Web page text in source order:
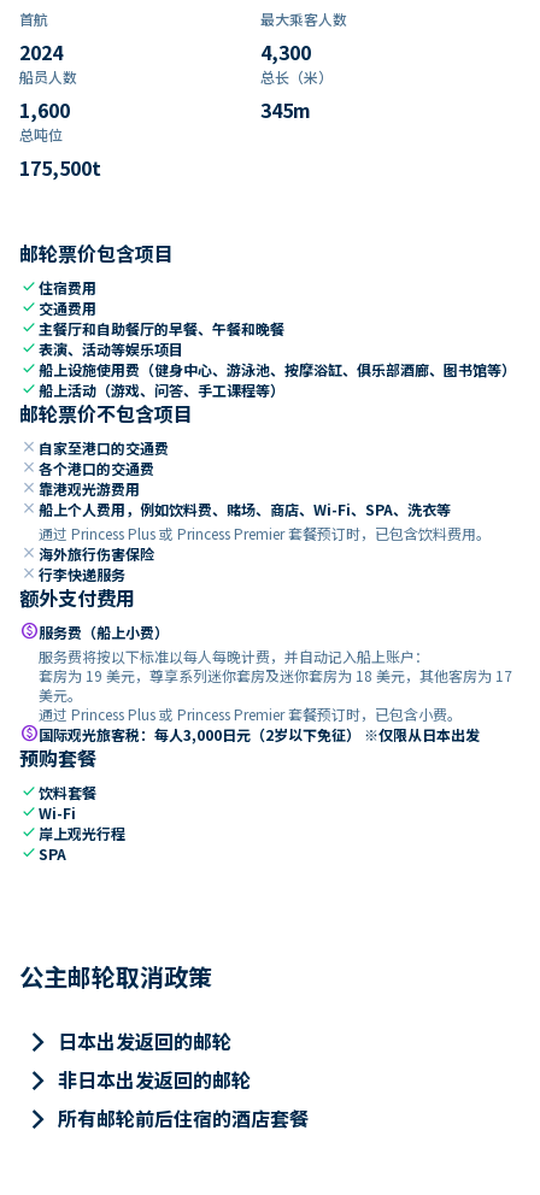
首航
2024
最大乘客人数
4,300
船员人数
1,600
总长（米）
345m
总吨位
175,500t
邮轮票价包含项目
check住宿费用
check 交通费用
check 主餐厅和自助餐厅的早餐、午餐和晚餐
check表演、活动等娱乐项目
check船上设施使用费（健身中心、游泳池、按摩浴缸、俱乐部酒廊、图书馆等）
check船上活动（游戏、问答、手工课程等）
邮轮票价不包含项目
close 自家至港口的交通费
close 各个港口的交通费
close 靠港观光游费用
close 船上个人费用，例如饮料费、赌场、商店、Wi-Fi、SPA、洗衣等
通过 Princess Plus 或 Princess Premier 套餐预订时，已包含饮料费用。
close 海外旅行伤害保险
close 行李快递服务
额外支付费用
paid服务费（船上小费）
服务费将按以下标准以每人每晚计费，并自动记入船上账户：
套房为 19 美元，尊享系列迷你套房及迷你套房为 18 美元，其他客房为 17
美元。
通过 Princess Plus 或 Princess Premier 套餐预订时，已包含小费。
paid国际观光旅客税：每人3,000日元（2岁以下免征） ※仅限从日本出发
预购套餐
check饮料套餐
checkWi-Fi
check 岸上观光行程
checkSPA
公主邮轮取消政策
keyboard_arrow_right 日本出发返回的邮轮
keyboard_arrow_right 非日本出发返回的邮轮
keyboard_arrow_right 所有邮轮前后住宿的酒店套餐